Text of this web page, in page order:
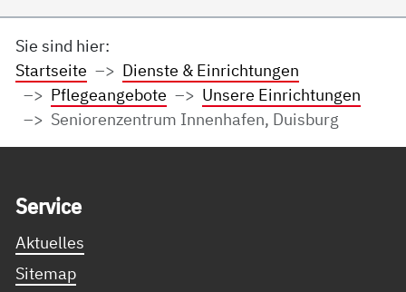
Sie sind hier:
Startseite
Dienste & Einrichtungen
Pflegeangebote
Unsere Einrichtungen
Seniorenzentrum Innenhafen, Duisburg
Ser­vice
Aktuelles
Sitemap